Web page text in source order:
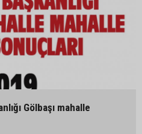
Gölbaşı mahalle